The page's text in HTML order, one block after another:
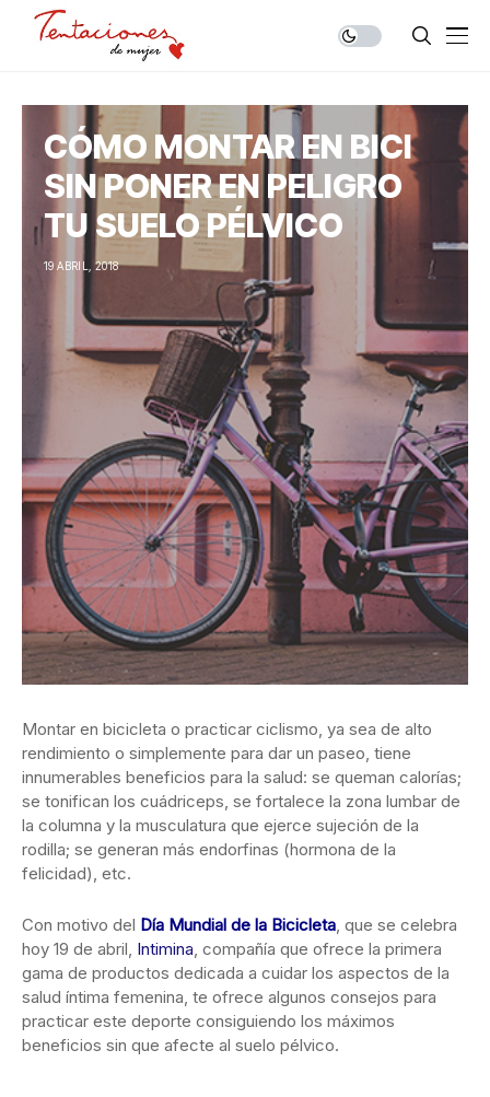
CÓMO MONTAR EN BICI
SIN PONER EN PELIGRO
TU SUELO PÉLVICO
19 ABRIL, 2018
Montar en bicicleta o practicar ciclismo, ya sea de alto
rendimiento o simplemente para dar un paseo, tiene
innumerables beneficios para la salud: se queman calorías;
se tonifican los cuádriceps, se fortalece la zona lumbar de
la columna y la musculatura que ejerce sujeción de la
rodilla; se generan más endorfinas (hormona de la
felicidad), etc.
Con motivo del Día Mundial de la Bicicleta, que se celebra
hoy 19 de abril, Intimina, compañía que ofrece la primera
gama de productos dedicada a cuidar los aspectos de la
salud íntima femenina, te ofrece algunos consejos para
practicar este deporte consiguiendo los máximos
beneficios sin que afecte al suelo pélvico.